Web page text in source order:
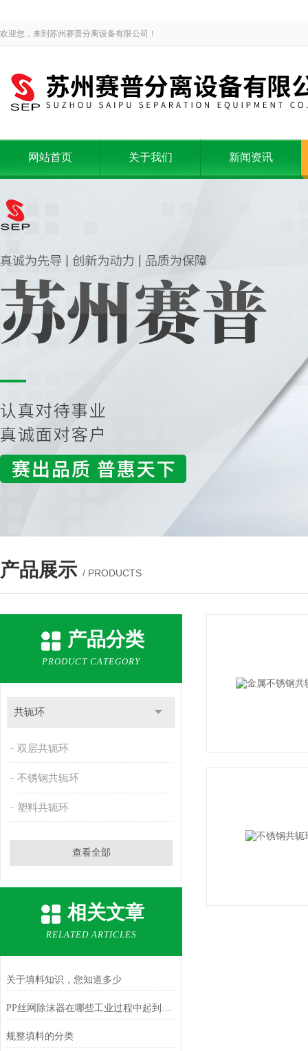
欢迎您，来到苏州赛普分离设备有限公司！
网站首页 关于我们 新闻资讯
产品展示 / PRODUCTS
产品分类
PRODUCT CATEGORY
共轭环
双层共轭环
不锈钢共轭环
塑料共轭环
查看全部
相关文章
RELATED ARTICLES
关于填料知识，您知道多少
PP丝网除沫器在哪些工业过程中起到关键作用？
规整填料的分类